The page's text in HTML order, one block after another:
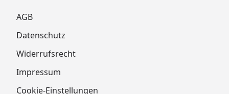
AGB
Datenschutz
Widerrufsrecht
Impressum
Cookie-Einstellungen